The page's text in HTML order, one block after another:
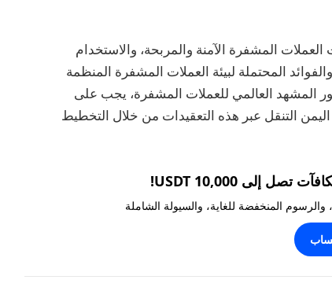
المشفرة الآمنة والمربحة، والاستخدام
المحتملة لبيئة العملات المشفرة المنظمة
المشهد العالمي للعملات المشفرة، يجب على
التنقل عبر هذه التعقيدات من خلال التخطيط
والرسوم المنخفضة للغاية، والسيولة الشاملة